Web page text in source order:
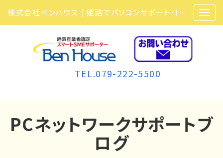
株式会社ベンハウス｜姫路でパソコンサポート・ITサポート・ITセキュリティ・複合機・ビジネスフォンなら弊社にお任せ
TEL.079-222-5500
PCネットワークサポートブ
ログ